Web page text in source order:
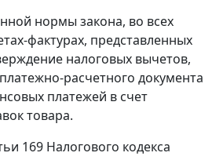
нормы закона, во всех
фактурах, представленных
налоговых вычетов,
расчетного документа
платежей в счет
товара.
169 Налогового кодекса